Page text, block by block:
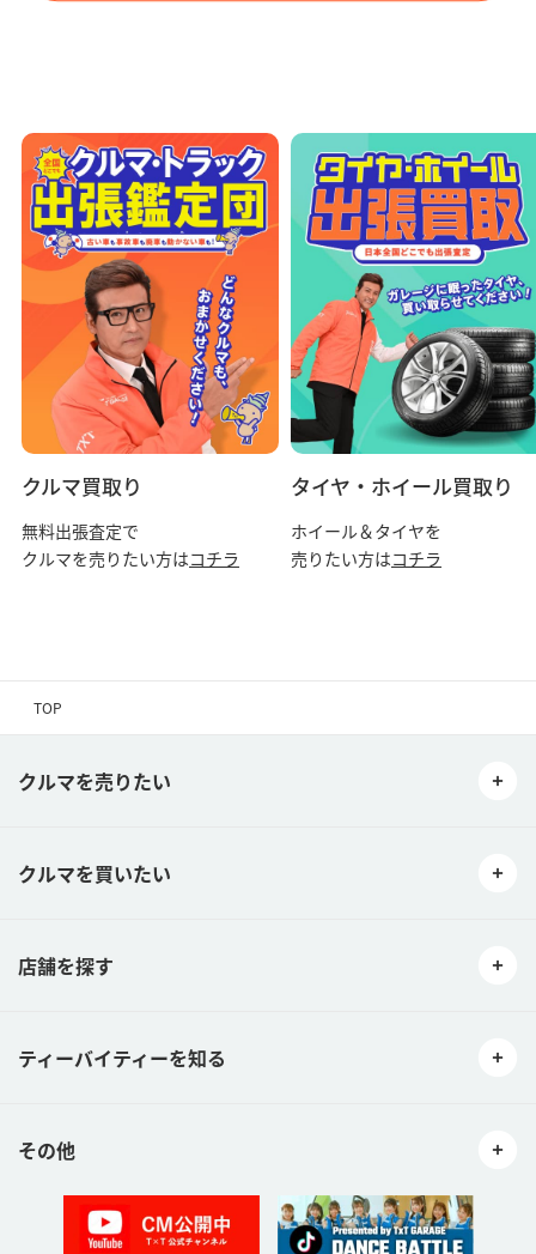
クルマ買取り
無料出張査定で
クルマを売りたい方はコチラ
タイヤ・ホイール買取り
ホイール＆タイヤを
売りたい方はコチラ
TOP
クルマを売りたい
クルマを買いたい
店舗を探す
ティーバイティーを知る
その他